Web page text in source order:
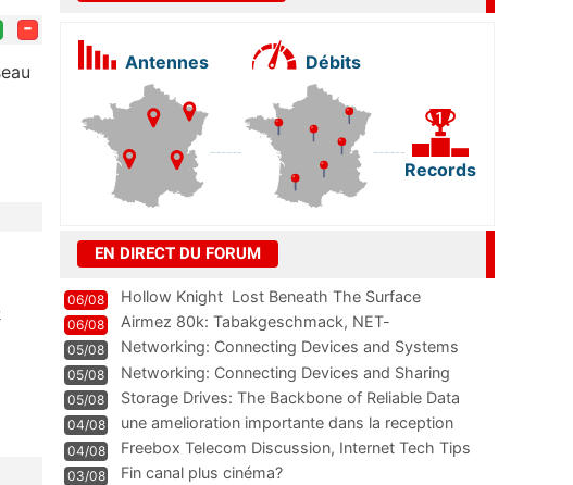
-
Antennes Débits
Records
EN DIRECT DU FORUM
06/08 Hollow Knight  Lost Beneath The Surface
06/08
Airmez 80k: Tabakgeschmack, NET-
Technologie und Leistung im
05/08 Networking: Connecting Devices and Systems
05/08
Networking: Connecting Devices and Sharing
Information
05/08
Storage Drives: The Backbone of Reliable Data
Management
04/08
une amelioration importante dans la reception
WIFI
04/08
Freebox Telecom Discussion, Internet Tech Tips
Communi
03/08 Fin canal plus cinéma?